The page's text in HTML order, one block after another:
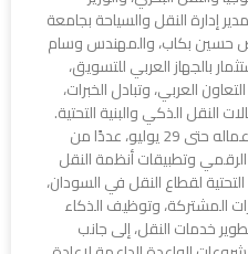
إدارة النقل والسياحة بجامعة
حسين بكاب، والمهندس وسام
بالجهاز العربي للتسويق،
العربي، وتبادل الخبرات،
النقل الذكي والبنية التحتية.
ويناقش المنتدى، الذي تتواصل أعماله حتى 29 يوليو، عددًا من
الرقمي وتطبيقات أنظمة النقل
التحتية لقطاع النقل في السودان،
المشتركة، وتوظيف الذكاء
خدمات النقل، إلى جانب